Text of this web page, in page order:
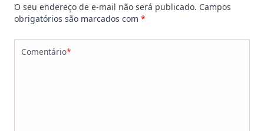
O seu endereço de e-mail não será publicado. Campos
obrigatórios são marcados com *
Comentário*